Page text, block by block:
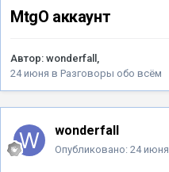
MtgO аккаунт
Автор: wonderfall ,
24 июня в Разговоры обо всём
wonderfall
Опубликовано: 24 июня